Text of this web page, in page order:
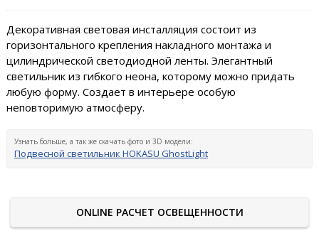
Декоративная световая инсталляция состоит из
горизонтального крепления накладного монтажа и
цилиндрической светодиодной ленты. Элегантный
светильник из гибкого неона, которому можно придать
любую форму. Создает в интерьере особую
неповторимую атмосферу.
Узнать больше, а так же скачать фото и 3D модели:
Подвесной светильник HOKASU GhostLight
ONLINE РАСЧЕТ ОСВЕЩЕННОСТИ